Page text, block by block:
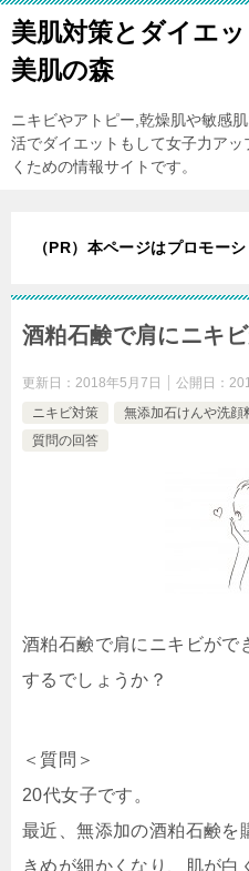
美肌対策とダイエ
美肌の森
ニキビやアトピー,乾燥肌や敏感
活でダイエットもして女子力ア
くための情報サイトです。
（PR）本ページはプロモー
酒粕石鹸で肩にニキ
更新日： 2018年5月7日 公開日：
ニキビ対策
無添加石けんや洗顔
質問の回答
酒粕石鹸で肩にニキビがで
するでしょうか？
＜質問＞
20代女子です。
最近、無添加の酒粕石鹸を
きめが細かくなり、肌が白